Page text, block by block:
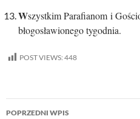
Wszystkim Parafianom i
błogosławionego tygodnia.
POST VIEWS: 448
Nawigacja
POPRZEDNI WPIS